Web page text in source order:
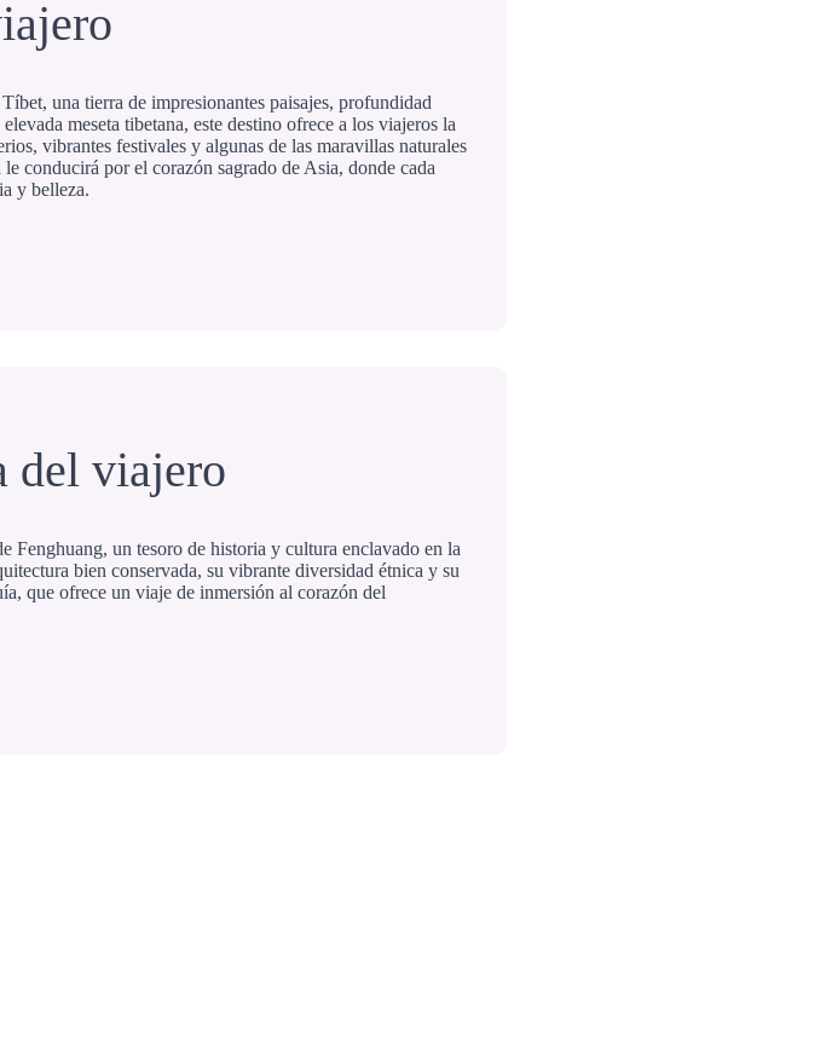
una tierra de impresionantes paisajes, profundidad
meseta tibetana, este destino ofrece a los viajeros la
vibrantes festivales y algunas de las maravillas naturales
conducirá por el corazón sagrado de Asia, donde cada
y belleza.
del viajero
Fenghuang, un tesoro de historia y cultura enclavado en la
bien conservada, su vibrante diversidad étnica y su
que ofrece un viaje de inmersión al corazón del